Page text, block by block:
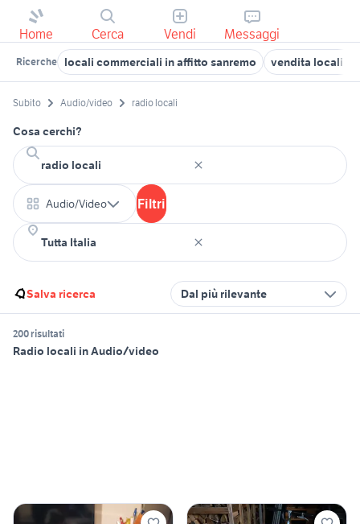
Home Cerca Vendi Messaggi
Ricerche locali commerciali in affitto sanremo vendita locali
Subito Audio/video radio locali
Cosa cerchi?
Audio/Video Filtri
Salva ricerca Dal più rilevante
200 risultati
Radio locali in Audio/video